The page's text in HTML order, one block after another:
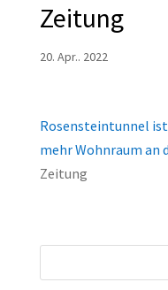
Zeitung
20. Apr.. 2022
Rosensteintunnel
mehr Wohnraum an
Zeitung